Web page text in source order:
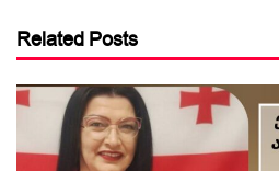
Related Posts